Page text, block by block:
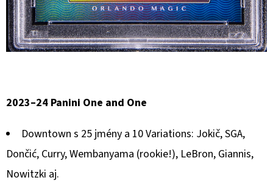
2023–24 Panini One and One
Downtown s 25 jmény a 10 Variations: Jokič, SGA,
Dončić, Curry, Wembanyama (rookie!), LeBron, Giannis,
Nowitzki aj.